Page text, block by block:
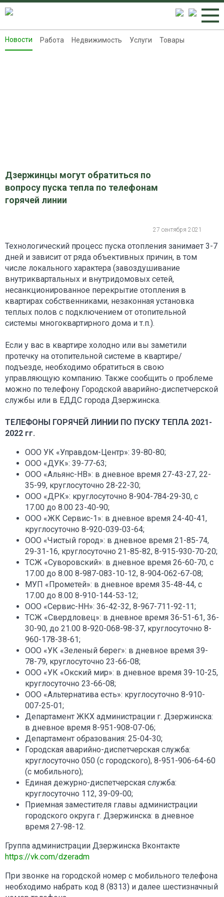
Новости
Новости Работа Недвижимость Услуги Товары
Дзержинцы могут обратиться по
вопросу пуска тепла по телефонам
горячей линии
27 сентября 2021
Технологический процесс пуска отопления занимает 3-7
дней и зависит от ряда объективных причин, в том
числе локального характера (завоздушивание
внутриквартальных и внутридомовых сетей,
несанкционированное перекрытие отопления в
квартирах собственниками, незаконная установка
теплых полов с подключением от отопительной
системы многоквартирного дома и т.п.).
Если у вас в квартире холодно или вы заметили
протечку на отопительной системе в квартире/
подъезде, необходимо обратиться в свою
управляющую компанию. Также сообщить о проблеме
можно по телефону Городской аварийно-диспетчерской
службы или в ЕДДС города Дзержинска.
ТЕЛЕФОНЫ ГОРЯЧЕЙ ЛИНИИ ПО ПУСКУ ТЕПЛА 2021-
2022 гг.
ООО УК «Управдом-Центр»: 39-80-80;
ООО «ДУК»: 39-77-63;
ООО «Альянс-НВ»: в дневное время 27-43-27, 22-
35-99, круглосуточно 28-22-30;
ООО «ДРК»: круглосуточно 8-904-784-29-30, с
17.00 до 8.00 23-40-90;
ООО «ЖК Сервис-1»: в дневное время 24-40-41,
круглосуточно 8-920-039-03-64;
ООО «Чистый город»: в дневное время 21-85-74,
29-31-16, круглосуточно 21-85-82, 8-915-930-70-20;
ТСЖ «Суворовский»: в дневное время 26-60-70, с
17.00 до 8.00 8-987-083-10-12, 8-904-062-67-08;
МУП «Прометей»: в дневное время 35-48-44, с
17.00 до 8.00 8-910-144-53-12;
ООО «Сервис-НН»: 36-42-32, 8-967-711-92-11;
ТСЖ «Свердловец»: в дневное время 36-51-61, 36-
30-90, до 21.00 8-920-068-98-37, круглосуточно 8-
960-178-38-61;
ООО «УК «Зеленый берег»: в дневное время 39-
78-79, круглосуточно 23-66-08;
ООО «УК «Окский мир»: в дневное время 39-10-25,
круглосуточно 23-66-08;
ООО «Альтернатива есть»: круглосуточно 8-910-
007-25-01;
Департамент ЖКХ администрации г. Дзержинска:
в дневное время 8-951-908-07-06;
Департамент образования: 25-04-30;
Городская аварийно-диспетчерская служба:
круглосуточно 050 (с городского), 8-951-906-64-60
(с мобильного);
Единая дежурно-диспетчерская служба:
круглосуточно 112, 39-09-00;
Приемная заместителя главы администрации
городского округа г. Дзержинска: в дневное
время 27-98-12.
Группа администрации Дзержинска Вконтакте
https://vk.com/dzeradm
При звонке на городской номер с мобильного телефона
необходимо набрать код 8 (8313) и далее шестизначный